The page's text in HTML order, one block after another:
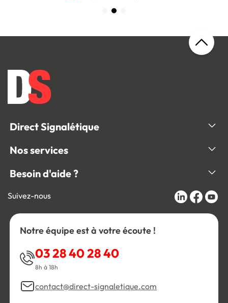
Direct Signalétique
Nos services
Besoin d'aide ?
Suivez-nous
Notre équipe est à votre écoute !
03 28 40 28 40
8h à 18h
contact@direct-signaletique.com